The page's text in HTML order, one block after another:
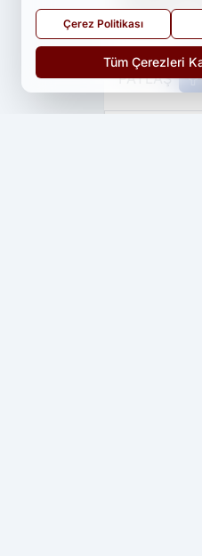
Semih
PAYLAŞ
Çerez Politikası
Tüm Çerezleri